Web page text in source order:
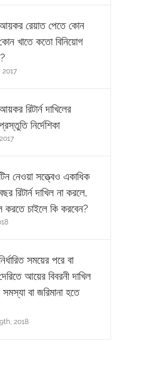
রেয়াত পেতে কোন
খাতে কতো বিনিয়োগ
রিটার্ন দাখিলের
নির্দেশিকা
নেওয়া সত্ত্বেও একাধিক
রিটার্ন দাখিল না করলে,
করতে চাইলে কি করবেন?
সময়ের পরে বা
আয়ের বিবরনী দাখিল
বা জরিমানা হতে
2018